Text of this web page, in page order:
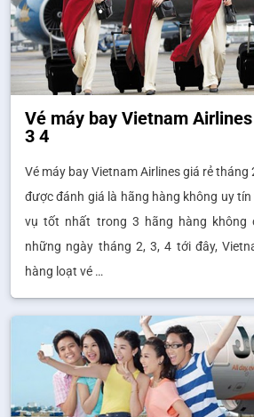
Vé máy bay Vietnam
3 4
Vé máy bay Vietnam Airlines giá rẻ tháng
được đánh giá là hãng hàng không uy
vụ tốt nhất trong 3 hãng hàng không
những ngày tháng 2, 3, 4 tới đây,
hàng loạt vé …